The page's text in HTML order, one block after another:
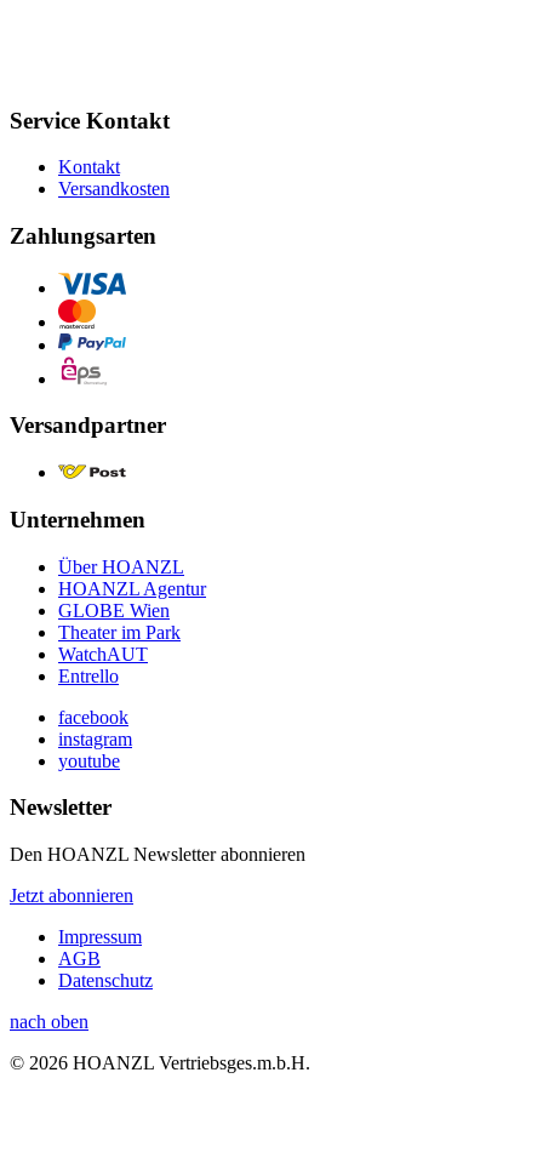
Service Kontakt
Kontakt
Versandkosten
Zahlungsarten
Versandpartner
Unternehmen
Über HOANZL
HOANZL Agentur
GLOBE Wien
Theater im Park
WatchAUT
Entrello
facebook
instagram
youtube
Newsletter
Den HOANZL Newsletter abonnieren
Jetzt abonnieren
Impressum
AGB
Datenschutz
nach oben
© 2026 HOANZL Vertriebsges.m.b.H.